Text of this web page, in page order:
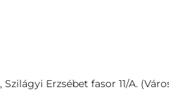
, Szilágyi Erzsébet fasor 11/A.